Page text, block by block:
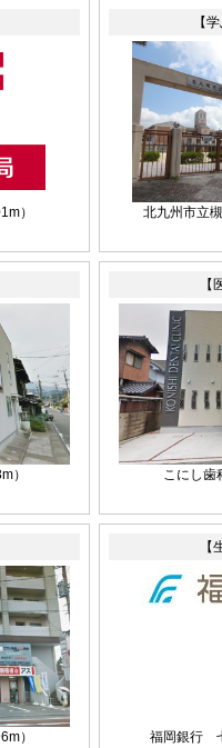
）
【
北九州市立
）
【
こにし歯
）
【
福岡銀行